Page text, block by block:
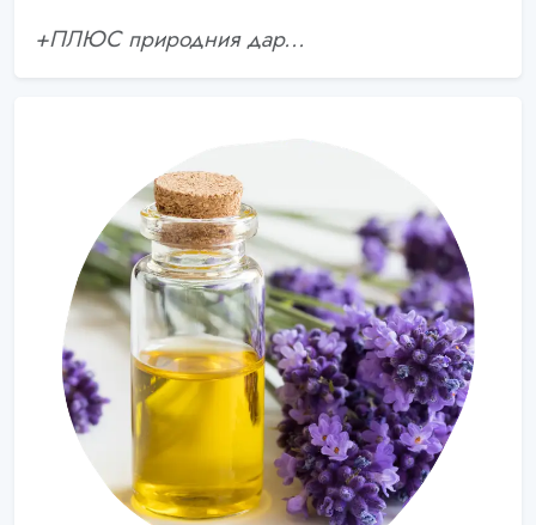
+ПЛЮС природния дар...